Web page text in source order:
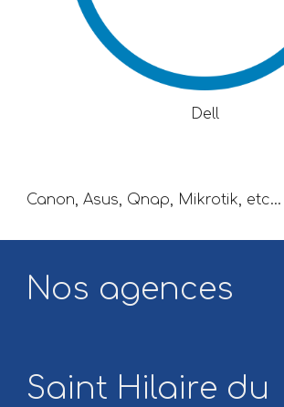
Dell
Canon, Asus, Qnap, Mikrotik, etc...
Nos agences
Saint Hilaire du